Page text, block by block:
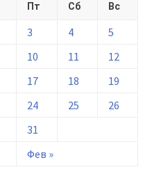
Пт Сб Вс
Фев »
3 4
5
10 11
12
17 18
19
24 25
26
31